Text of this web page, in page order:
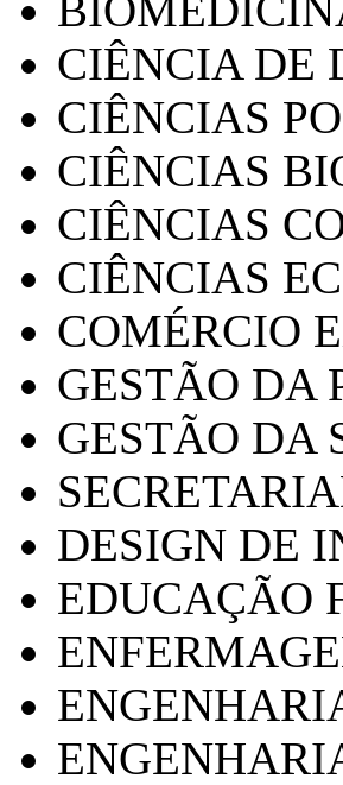
CIÊNCIA DE
CIÊNCIAS
CIÊNCIAS
CIÊNCIAS
CIÊNCIAS
COMÉRCIO
GESTÃO DA
GESTÃO DA
DESIGN DE
EDUCAÇÃO